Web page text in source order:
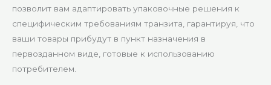
позволит вам адаптировать упаковочные решения к
специфическим требованиям транзита, гарантируя, что
ваши товары прибудут в пункт назначения в
первозданном виде, готовые к использованию
потребителем.